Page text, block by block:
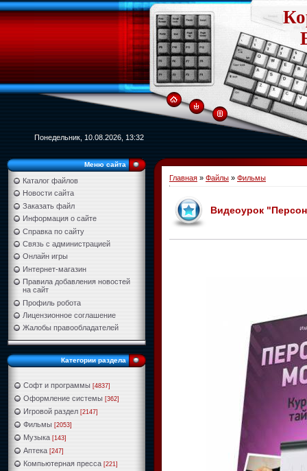
Понедельник, 10.08.2026, 13:32
Меню сайта
Каталог файлов
Новости сайта
Заказать файл
Информация о сайте
Справка по сайту
Связь с администрацией
Онлайн игры
Интернет-магазин
Правила добавления новостей
на сайт
Профиль робота
Лицензионное соглашение
Жалобы правообладателей
Категории раздела
Софт и программы [4837]
Оформление системы [362]
Игровой раздел [2147]
Фильмы [2053]
Музыка [143]
Аптека [247]
Компьютерная пресса [221]
Главная » Файлы » Фильмы
Видеоурок